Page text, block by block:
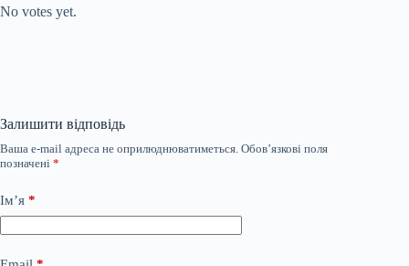
No votes yet.
Залишити відповідь
Ваша e-mail адреса не оприлюднюватиметься. Обов’язкові поля
позначені *
Ім’я *